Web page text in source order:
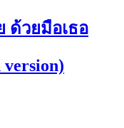
ด้วยมือเธอ